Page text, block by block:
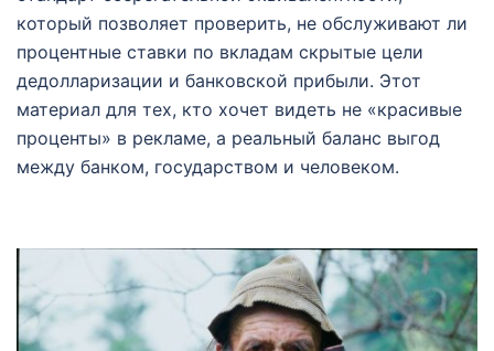
который позволяет проверить, не обслуживают ли
процентные ставки по вкладам скрытые цели
дедолларизации и банковской прибыли. Этот
материал для тех, кто хочет видеть не «красивые
проценты» в рекламе, а реальный баланс выгод
между банком, государством и человеком.